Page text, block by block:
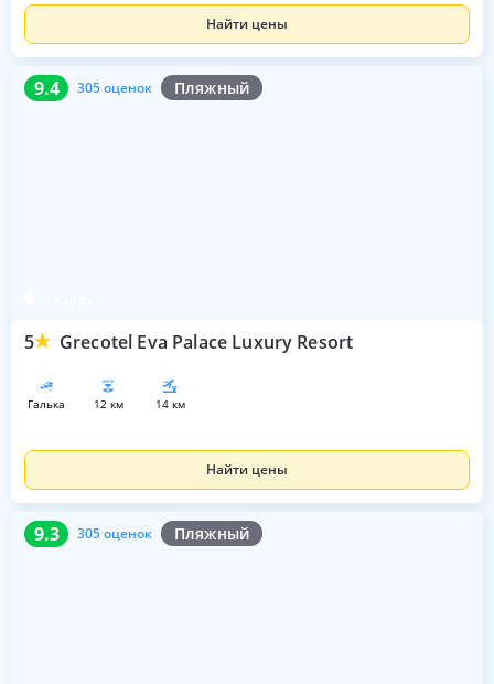
Найти цены
9.4 305 оценок Пляжный
5 Grecotel Eva Palace Luxury Resort
9.4 305 оценок
галька 12 км 14 км
Найти цены
9.3 305 оценок Пляжный
9.3 305 оценок